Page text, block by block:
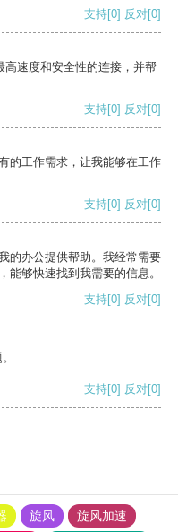
支持[0] 反对[0]
速度和安全性的连接，并帮
支持[0] 反对[0]
的工作需求，让我能够在工作
支持[0] 反对[0]
的办公提供帮助。我经常需要
能够快速找到我需要的信息。
支持[0] 反对[0]
支持[0] 反对[0]
旋风 旋风加速